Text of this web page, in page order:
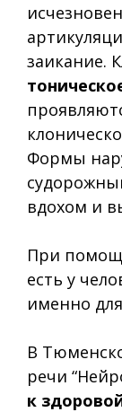
заикание.
Формы
вдохом и
При
есть у
именно
В
речи
к